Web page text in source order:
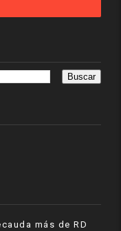
más de RD